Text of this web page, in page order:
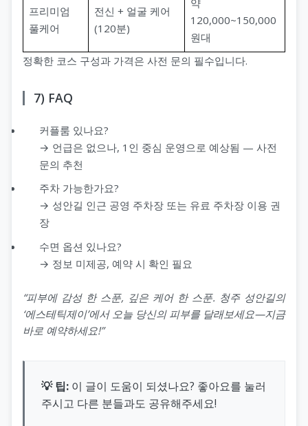
프리미엄
풀케어
전신 + 얼굴 케어
(120분)
120,000~150,000
원대
정확한 코스 구성과 가격은 사전 문의 필수입니다.
7) FAQ
커플룸 있나요?
→ 언급은 없으나, 1인 중심 운영으로 예상됨 — 사전
문의 추천
주차 가능한가요?
→ 성안길 인근 공영 주차장 또는 유료 주차장 이용 권
장
수면 옵션 있나요?
→ 정보 미제공, 예약 시 확인 필요
“피부에 감성 한 스푼, 깊은 케어 한 스푼. 청주 성안길의
‘에스테틱제이’에서 오늘 당신의 피부를 달래보세요—지금
바로 예약하세요!”
💡 팁: 이 글이 도움이 되셨나요? 좋아요를 눌러
주시고 다른 분들과도 공유해주세요!